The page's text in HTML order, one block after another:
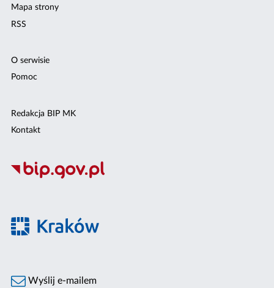
Mapa strony
RSS
O serwisie
Pomoc
Redakcja BIP MK
Kontakt
Wyślij e-mailem